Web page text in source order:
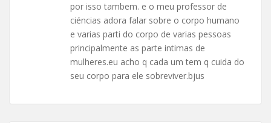
por isso tambem. e o meu professor de
ciéncias adora falar sobre o corpo humano
e varias parti do corpo de varias pessoas
principalmente as parte intimas de
mulheres.eu acho q cada um tem q cuida do
seu corpo para ele sobreviver.bjus